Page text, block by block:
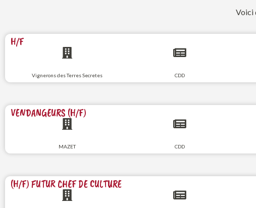
Voici
H/F
Vignerons des Terres Secretes CDD
VENDANGEURS (H/F)
MAZET CDD
(H/F) FUTUR CHEF DE CULTURE